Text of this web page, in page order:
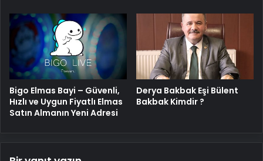
Bigo Elmas Bayi – Güvenli,
Hızlı ve Uygun Fiyatlı Elmas
Satın Almanın Yeni Adresi
Derya Bakbak Eşi Bülent
Bakbak Kimdir ?